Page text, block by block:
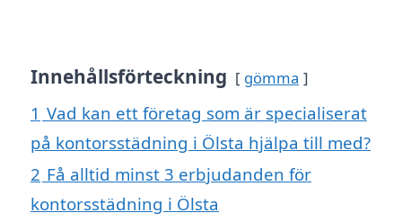
Innehållsförteckning gömma
1 Vad kan ett företag som är specialiserat
på kontorsstädning i Ölsta hjälpa till med?
2 Få alltid minst 3 erbjudanden för
kontorsstädning i Ölsta